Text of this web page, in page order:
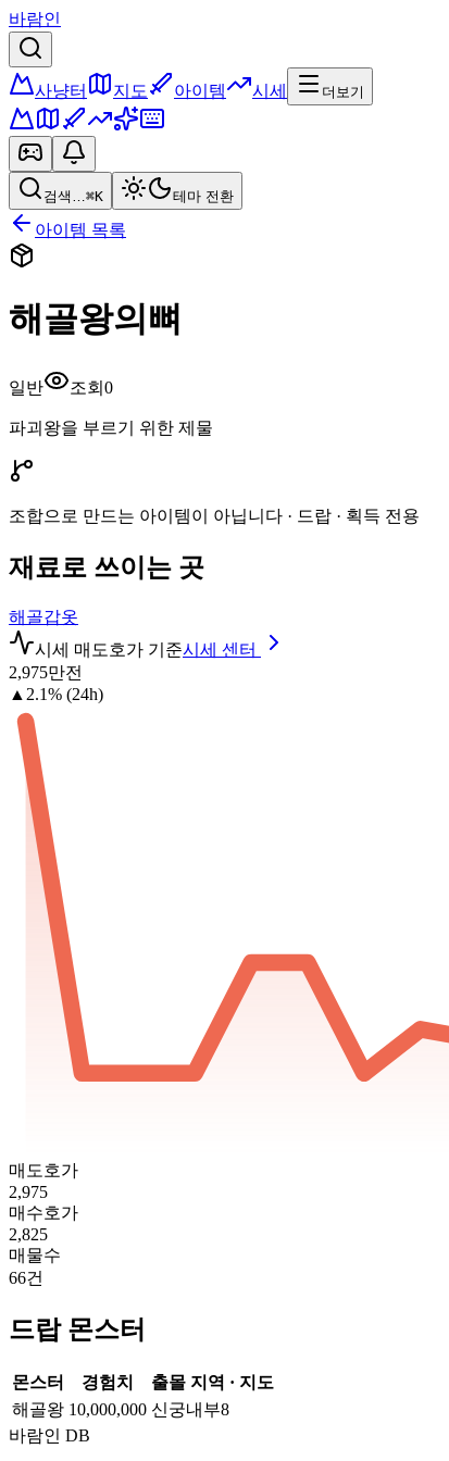
바람인
사냥터 지도 아이템 시세 더보기
검색…⌘K 테마 전환
아이템 목록
해골왕의뼈
일반 조회 0
파괴왕을 부르기 위한 제물
조합으로 만드는 아이템이 아닙니다 · 드랍 · 획득 전용
재료로 쓰이는 곳
해골갑옷
시세 매도호가 기준시세 센터
2,975만전
▲2.1% (24h)
매도호가
2,975
매수호가
2,825
매물수
66건
드랍 몬스터
몬스터 경험치
출몰 지역 · 지도
해골왕 10,000,000 신궁내부8
바람인 DB